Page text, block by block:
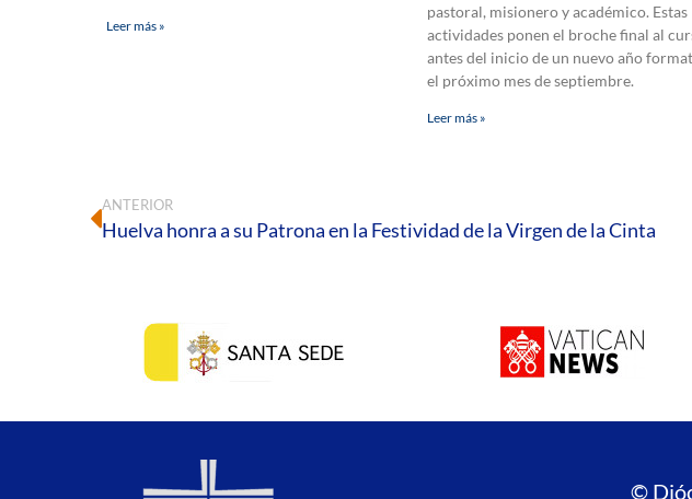
Leer más »
pastoral, misionero y académico. Estas
actividades ponen el broche final al
antes del inicio de un nuevo año
el próximo mes de septiembre.
Leer más »
ANTERIOR
Huelva honra a su Patrona en la Festividad de la Virgen de la Cinta
©